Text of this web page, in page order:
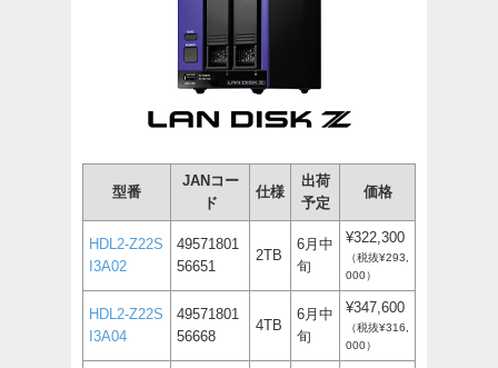
型番
JANコー
ド
仕様
出荷
予定
価格
HDL2-Z22S
I3A02
49571801
56651
2TB
6月中
旬
¥322,300
（税抜¥293,
000）
HDL2-Z22S
I3A04
49571801
56668
4TB
6月中
旬
¥347,600
（税抜¥316,
000）